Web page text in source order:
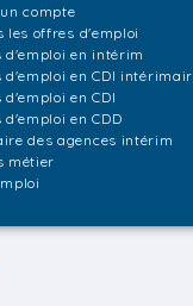
compte
les offres d'emploi
d'emploi en intérim
d'emploi en CDI
d'emploi en CDI
d'emploi en CDD
des agences intérim
métier